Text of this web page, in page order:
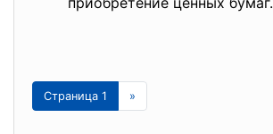
Страница 1 »